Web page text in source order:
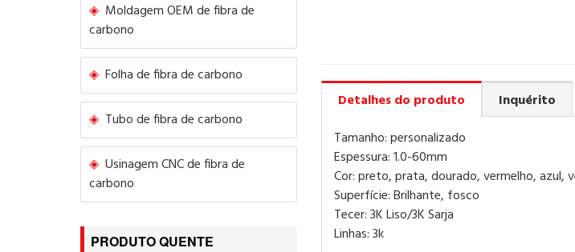
Detalhes do produto
Inquérito
Tamanho: personalizado
Espessura: 1.0-60mm
Cor: preto, prata, dourado, vermelho, azul,
Superfície: Brilhante, fosco
Tecer: 3K Liso/3K Sarja
Linhas: 3k
Moldagem OEM de fibra de
carbono
Folha de fibra de carbono
Tubo de fibra de carbono
Usinagem CNC de fibra de
carbono
PRODUTO QUENTE